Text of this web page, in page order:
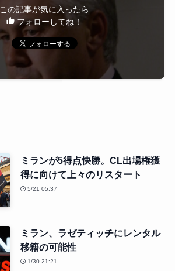
この記事が気に入ったら
フォローしてね！
ミランが5得点快勝。CL出場権獲
得に向けて上々のリスタート
5/21 05:37
ミラン、ラゼティッチにレンタル
移籍の可能性
1/30 21:21